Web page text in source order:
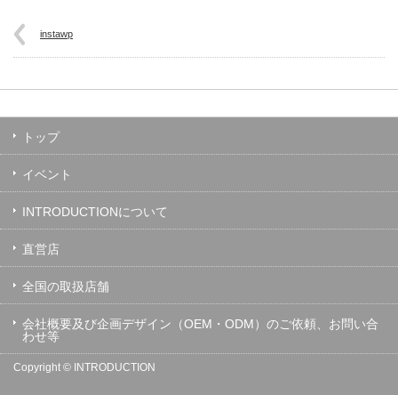
instawp
トップ
イベント
INTRODUCTIONについて
直営店
全国の取扱店舗
会社概要及び企画デザイン（OEM・ODM）のご依頼、お問い合
わせ等
Copyright © INTRODUCTION